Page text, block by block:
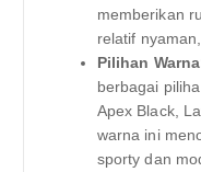
memberikan
relatif
Pilihan
berbagai
Apex Black,
warna ini
sporty dan